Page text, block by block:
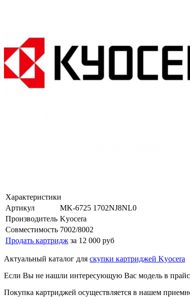
Характеристики
Артикул
MK-6725 1702NJ8NL0
Производитель Kyocera
Совместимость 7002/8002
Продать картридж за 12 000 руб
Актуальный каталог для скупки картриджей Kyocera
Если Вы не нашли интересующую Вас модель в
Покупка картриджей осуществляется в нашем